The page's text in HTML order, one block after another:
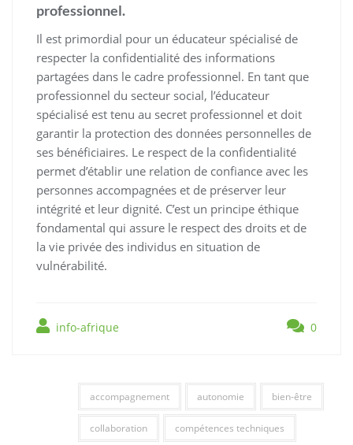
professionnel.
Il est primordial pour un éducateur spécialisé de
respecter la confidentialité des informations
partagées dans le cadre professionnel. En tant que
professionnel du secteur social, l’éducateur
spécialisé est tenu au secret professionnel et doit
garantir la protection des données personnelles de
ses bénéficiaires. Le respect de la confidentialité
permet d’établir une relation de confiance avec les
personnes accompagnées et de préserver leur
intégrité et leur dignité. C’est un principe éthique
fondamental qui assure le respect des droits et de
la vie privée des individus en situation de
vulnérabilité.
info-afrique 0
accompagnement autonomie bien-être
collaboration compétences techniques